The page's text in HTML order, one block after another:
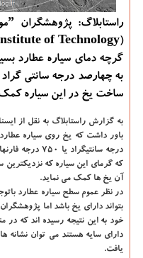
گرچه دمای سیاره عطارد
به چهارصد درجه سانتی
ساخت یخ در این سیاره كمك
به گزارش راستابلاگ به نقل از
درجه
كه گرمای این سیاره كه نزدیكترین
آن یخ ها كمك می نماید.
در نظر عموم سطح سیاره عطارد
خود به این نتیجه رسیده اند كه در
دارای سایه هستند می توان نشانه
یافت.